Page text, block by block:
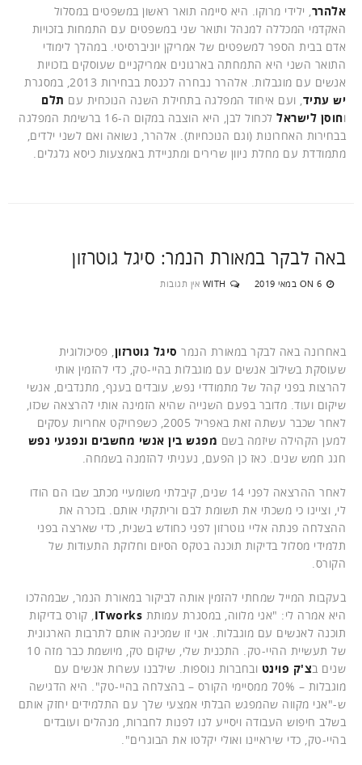
אלהרר, ילידי מרוקו. היא סיימה תואר ראשון במשפטים במסלול
האקדמי המכללה למנהל ותואר שני במשפטים עם התמחות בזכויות
אדם בבית הספר למשפטים של אמריקן יוניברסיטי. במהלך לימודי
התואר השני היא התמחתה בארגונים אמריקניים שעוסקים בזכויות
אנשים עם מוגבלות. אלהרר נבחרה לכנסת בבחירות 2013, במסגרת
יש עתיד, ועם איחוד המפלגה בתחילת השנה הנוכחית עם תלם
וחוסן לישראל
לכחול לבן, היא הוצבה במקום ה-16 ברשימת המפלגה
בבחירות האחרונות (וגם הנוכחיות). אלהרר, נשואה ואם לשני ילדים,
מתמודדת עם מחלת ניוון שרירים ומתניידת באמצעות כיסא גלגלים.
באה לבקר במאורת הנמר: סיגל גוטרזון
ON 6 במאי 2019 WITH אין תגובות
באחרונה באה לבקר במאורת הנמר סיגל גוטרזון, פסיכולוגית
שעוסקת בשילוב אנשים עם מוגבלות בהיי-טק, כדי להזמין אותי
להרצות בפני קהל של מתמודדי נפש, עובדים בענף, מתנדבים, אנשי
שיקום ועוד. מדובר בפעם השנייה שהיא הזמינה אותי להרצאה שכזו,
לאחר שכבר עשתה זאת באפריל 2005, כשפרויקט אחריות עסקים
למען הקהילה שיזמה בשם מפגש בין אנשי מחשבים ונפגעי נפש
חגג חמש שנים. כאז כן הפעם, נעניתי להזמנה בשמחה.
לאחר ההרצאה לפני 14 שנים, קיבלתי משומעיי מכתב שבו הם הודו
לי, וציינו כי משכתי את תשומת לבם וריתקתי אותם. בזכרה את
ההצלחה פנתה אליי גוטרזון לפני כחודש בשנית, כדי שארצה בפני
תלמידי מסלול בדיקות תוכנה בטקס הסיום וחלוקת התעודות של
הקורס.
בעקבות המייל שמחתי להזמין אותה לביקור במאורת הנמר, שבמהלכו
היא אמרה לי: "אני מלווה, במסגרת עמותת ITworks, קורס בדיקות
תוכנה לאנשים עם מוגבלות. אני זו שמכינה אותם לתרבות הארגונית
של תעשיית ההיי-טק. התכנית שלי, שיקום טק, מיושמת כבר מזה 10
שנים בצ'ק פוינט ובחברות נוספות. שילבנו עשרות אנשים עם
מוגבלות – 70% ממסיימי הקורס – בהצלחה בהיי-טק". היא הדגישה
ש-"אני מקווה שהמפגש הבלתי אמצעי שלך עם התלמידים יחזק אותם
בשלב חיפוש העבודה ויסייע לנו לפנות לחברות, מנהלים ועובדים
בהיי-טק, כדי שיראיינו ואולי יקלטו את הבוגרים".